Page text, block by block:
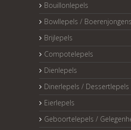
Bouillonlepels
Bowllepels /
Brijlepels
Compotelepels
Dienlepels
Dinerlepels / Dessertlepels
Eierlepels
Geboortelepels /